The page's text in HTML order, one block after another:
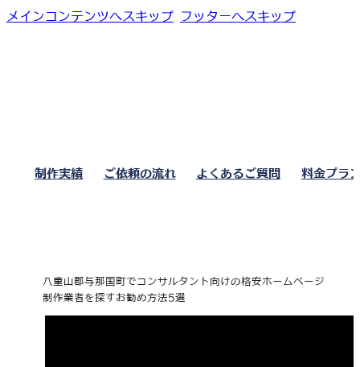
メインコンテンツへスキップ フッターへスキップ
制作実績 ご依頼の流れ よくあるご質問 料金プラ
八重山郡与那国町でコンサルタント向けの格安ホームページ
制作業者を探すお勧め方法5選